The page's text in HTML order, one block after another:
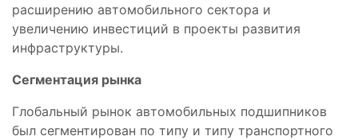
расширению автомобильного сектора и
увеличению инвестиций в проекты развития
инфраструктуры.
Сегментация рынка
Глобальный рынок автомобильных подшипников
был сегментирован по типу и типу транспортного